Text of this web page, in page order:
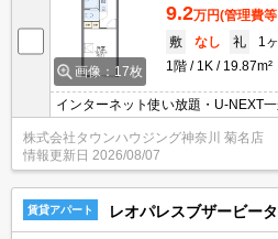
画像：17枚
9.2万円(管理費
敷
なし 礼
1
1階
1K 19.87m²
インターネット使い放題・U-NEXT
株式会社タウンハウジング神奈川 菊名店
情報更新日 2026/08/07
賃貸アパート レオパレスブザービー